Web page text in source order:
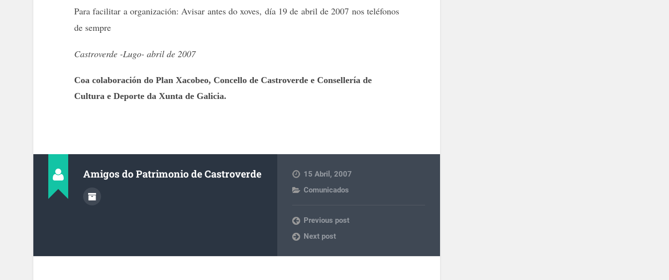
Para facilitar a organización: Avisar antes do xoves, día 19 de abril de 2007 nos teléfonos
de sempre
Castroverde -Lugo- abril de 2007
Coa colaboración do Plan Xacobeo, Concello de Castroverde e Consellería de
Cultura e Deporte da Xunta de Galicia.
Amigos do Patrimonio de Castroverde
15 Abril, 2007
Comunicados
Previous post
Next post